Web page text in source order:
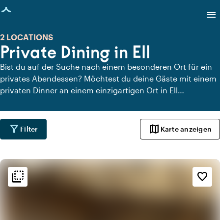
geladen
menu
Private Dining in Ell
2 LOCATIONS
Bist du auf der Suche nach einem besonderen Ort für ein
privates Abendessen? Möchtest du deine Gäste mit einem
privaten Dinner an einem einzigartigen Ort in Ell
einfach alle Locations in Ell, an denen du in aller Ruhe
dinieren kannst. Schau dir alle privaten Dining-Locations
für ein köstliches privates Dinner an.
filter_alt Filter map Karte anzeigen
flip_to_back favorite_border
flip_to_back Ambiente und Ästhetik
info
Gemütlich
info
Ländlich